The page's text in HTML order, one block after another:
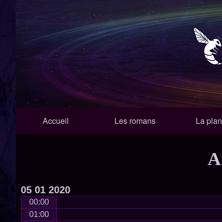
Accueil Les romans La
05 01 2020
00:00
01:00